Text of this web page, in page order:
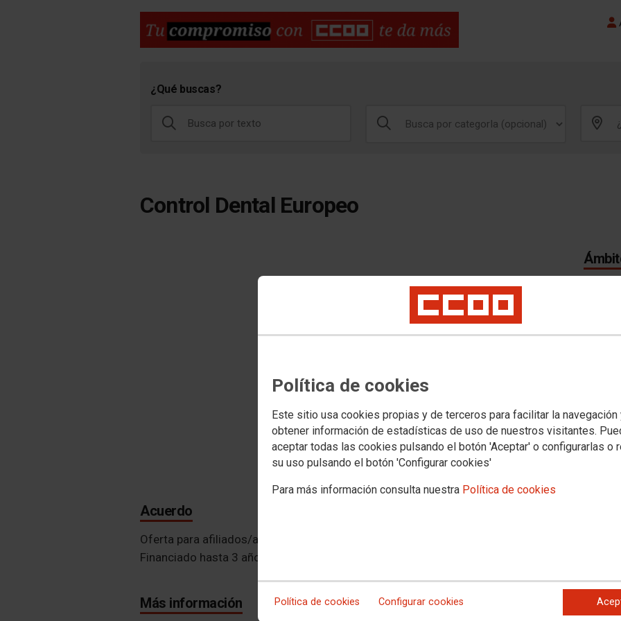
Política de cookies
Este sitio usa cookies propias y de terceros para facilitar la navegación
obtener información de estadísticas de uso de nuestros visitantes.
aceptar todas las cookies pulsando el botón 'Aceptar' o configurarlas o
su uso pulsando el botón 'Configurar cookies'
Para más información consulta nuestra Política de cookies
Política de cookies Configurar cookies
¿Qué buscas?
Control Dental Europeo
Acuerdo
Oferta para afiliados/as a CCOO y familiares. 24 prestaciones gratuitas.
Financiado hasta 3 años. Pago en 12 meses sin intereses
Más información
Madrid